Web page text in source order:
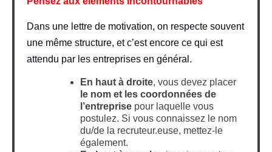
Dans une lettre de motivation, on respecte souvent
une même structure, et c’est encore ce qui est
attendu par les entreprises en général.
En haut à droite, vous devez placer
le nom et les coordonnées de
l’entreprise pour laquelle vous
postulez. Si vous connaissez le nom
du/de la recruteur.euse, mettez-le
également.